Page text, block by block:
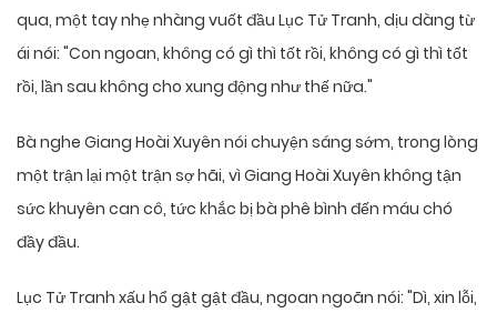
qua, một tay nhẹ nhàng vuốt đầu Lục Tử Tranh, dịu dàng từ
ái nói: "Con ngoan, không có gì thì tốt rồi, không có gì thì tốt
rồi, lần sau không cho xung động như thế nữa."
Bà nghe Giang Hoài Xuyên nói chuyện sáng sớm, trong lòng
một trận lại một trận sợ hãi, vì Giang Hoài Xuyên không tận
sức khuyên can cô, tức khắc bị bà phê bình đến máu chó
đầy đầu.
Lục Tử Tranh xấu hổ gật gật đầu, ngoan ngoãn nói: "Dì, xin lỗi,